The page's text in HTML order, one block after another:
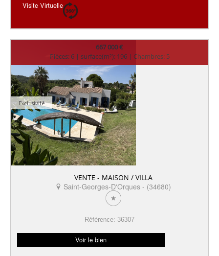
Visite Virtuelle
667 000 €
Pièces: 6 | surface(m²): 196 | Chambres: 5
Exclusivité
VENTE - MAISON / VILLA
Saint-Georges-D'Orques - (34680)
Référence: 36307
Voir le bien